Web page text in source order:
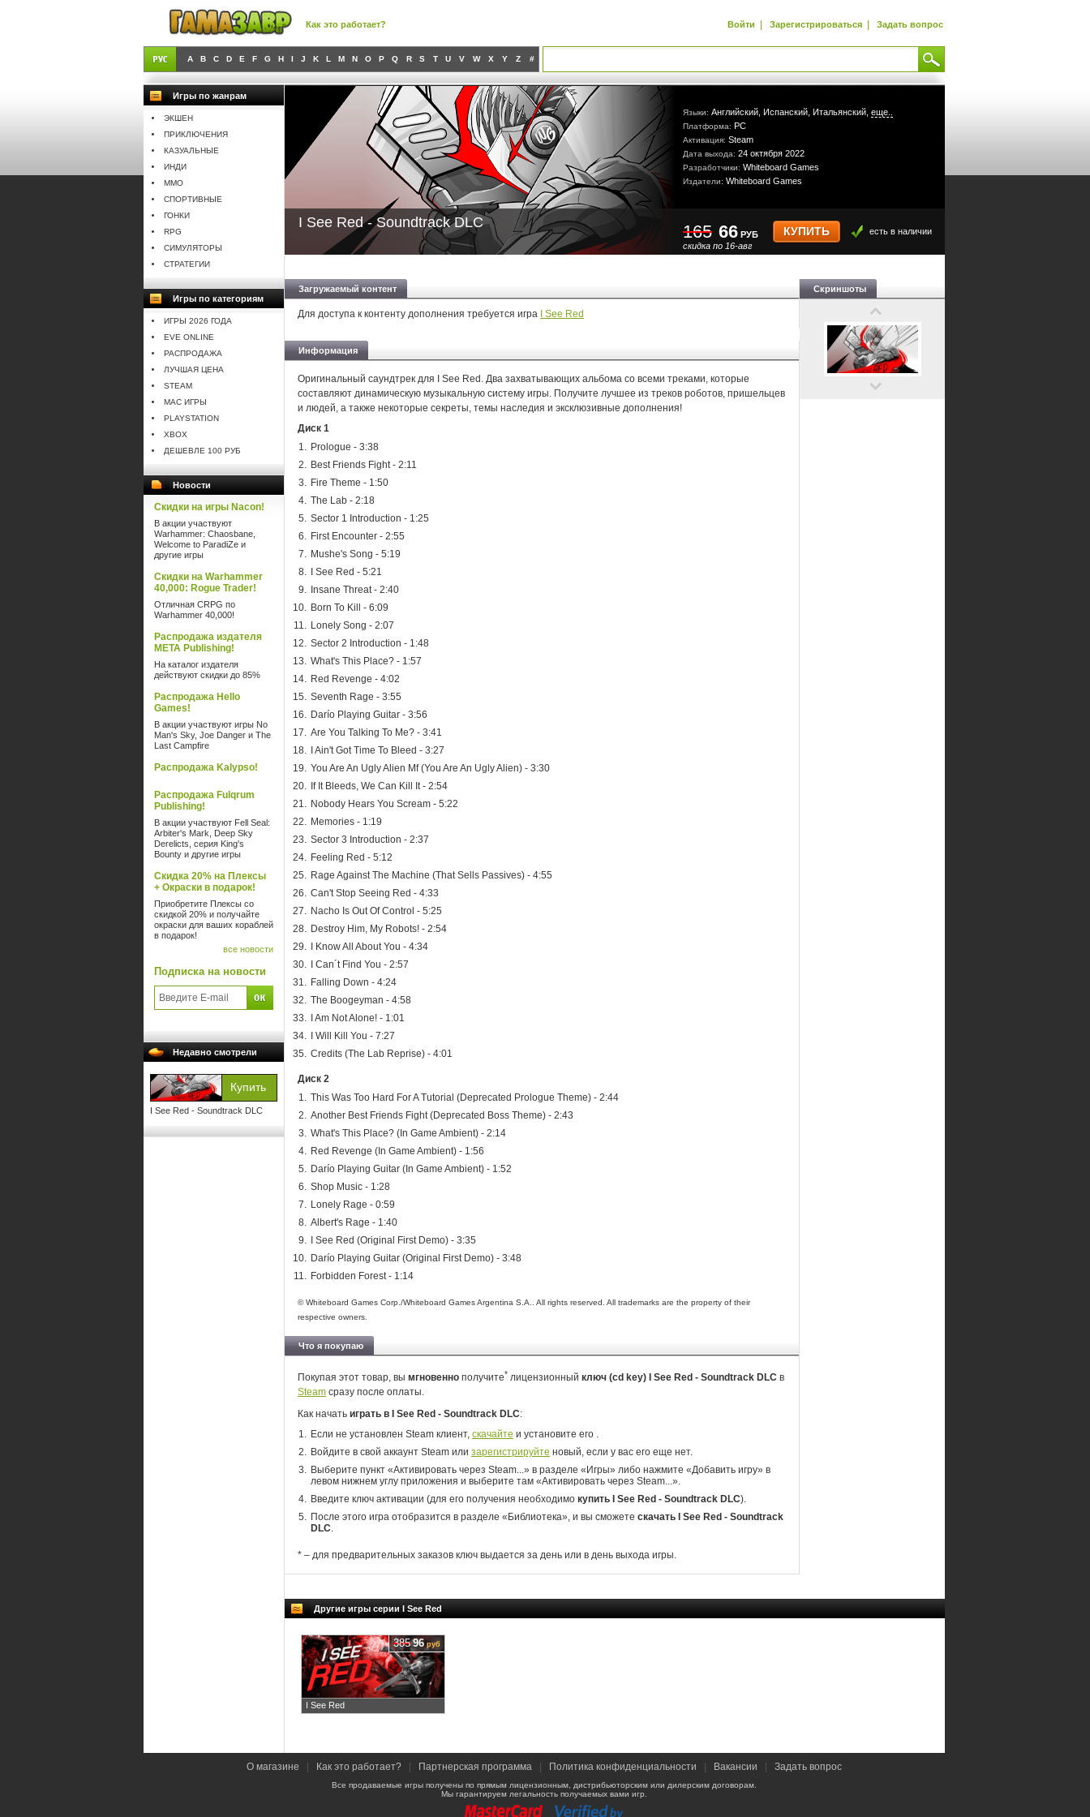
Как это работает? Войти | Зарегистрироваться | Задать вопрос
A B C D E F G H I J K L M N O P Q R S T U V W X Y Z #
Игры по жанрам
ЭКШЕН
ПРИКЛЮЧЕНИЯ
КАЗУАЛЬНЫЕ
ИНДИ
MMO
СПОРТИВНЫЕ
ГОНКИ
RPG
СИМУЛЯТОРЫ
СТРАТЕГИИ
Игры по категориям
ИГРЫ 2026 ГОДА
EVE ONLINE
РАСПРОДАЖА
ЛУЧШАЯ ЦЕНА
STEAM
MAC ИГРЫ
PLAYSTATION
XBOX
ДЕШЕВЛЕ 100 РУБ
Новости
Скидки на игры Nacon!
В акции участвуют
Warhammer: Chaosbane,
Welcome to ParadiZe и
другие игры
Скидки на Warhammer
40,000: Rogue Trader!
Отличная CRPG по
Warhammer 40,000!
Распродажа издателя
META Publishing!
На каталог издателя
действуют скидки до 85%
Распродажа Hello
Games!
В акции участвуют игры No
Man's Sky, Joe Danger и The
Last Campfire
Распродажа Kalypso!
Распродажа Fulqrum
Publishing!
В акции участвуют Fell Seal:
Arbiter's Mark, Deep Sky
Derelicts, серия King's
Bounty и другие игры
Скидка 20% на Плексы
+ Окраски в подарок!
Приобретите Плексы со
скидкой 20% и получайте
окраски для ваших кораблей
в подарок!
все новости
Подписка на новости
Недавно смотрели
I See Red - Soundtrack DLC
Языки: Английский, Испанский, Итальянский, еще..
Платформа: PC
Активация: Steam
Дата выхода: 24 октября 2022
Разработчики: Whiteboard Games
Издатели: Whiteboard Games
I See Red - Soundtrack DLC 165
скидка по 16-авг
66 РУБ КУПИТЬ есть в наличии
Загружаемый контент
Для доступа к контенту дополнения требуется игра I See Red
Информация
Оригинальный саундтрек для I See Red. Два захватывающих альбома со всеми треками, которые
составляют динамическую музыкальную систему игры. Получите лучшее из треков роботов, пришельцев
и людей, а также некоторые секреты, темы наследия и эксклюзивные дополнения!
Диск 1
Prologue - 3:38
Best Friends Fight - 2:11
Fire Theme - 1:50
The Lab - 2:18
Sector 1 Introduction - 1:25
First Encounter - 2:55
Mushe's Song - 5:19
I See Red - 5:21
Insane Threat - 2:40
Born To Kill - 6:09
Lonely Song - 2:07
Sector 2 Introduction - 1:48
What's This Place? - 1:57
Red Revenge - 4:02
Seventh Rage - 3:55
Darío Playing Guitar - 3:56
Are You Talking To Me? - 3:41
I Ain't Got Time To Bleed - 3:27
You Are An Ugly Alien Mf (You Are An Ugly Alien) - 3:30
If It Bleeds, We Can Kill It - 2:54
Nobody Hears You Scream - 5:22
Memories - 1:19
Sector 3 Introduction - 2:37
Feeling Red - 5:12
Rage Against The Machine (That Sells Passives) - 4:55
Can't Stop Seeing Red - 4:33
Nacho Is Out Of Control - 5:25
Destroy Him, My Robots! - 2:54
I Know All About You - 4:34
I Can´t Find You - 2:57
Falling Down - 4:24
The Boogeyman - 4:58
I Am Not Alone! - 1:01
I Will Kill You - 7:27
Credits (The Lab Reprise) - 4:01
Диск 2
This Was Too Hard For A Tutorial (Deprecated Prologue Theme) - 2:44
Another Best Friends Fight (Deprecated Boss Theme) - 2:43
What's This Place? (In Game Ambient) - 2:14
Red Revenge (In Game Ambient) - 1:56
Darío Playing Guitar (In Game Ambient) - 1:52
Shop Music - 1:28
Lonely Rage - 0:59
Albert's Rage - 1:40
I See Red (Original First Demo) - 3:35
Darío Playing Guitar (Original First Demo) - 3:48
Forbidden Forest - 1:14
© Whiteboard Games Corp./Whiteboard Games Argentina S.A.. All rights reserved. All trademarks are the property of their
respective owners.
Что я покупаю
Покупая этот товар, вы мгновенно получите* лицензионный ключ (cd key) I See Red - Soundtrack DLC в
Steam сразу после оплаты.
Как начать играть в I See Red - Soundtrack DLC:
Если не установлен Steam клиент, скачайте и установите его .
Войдите в свой аккаунт Steam или зарегистрируйте новый, если у вас его еще нет.
Выберите пункт «Активировать через Steam...» в разделе «Игры» либо нажмите «Добавить игру» в
левом нижнем углу приложения и выберите там «Активировать через Steam...».
Введите ключ активации (для его получения необходимо купить I See Red - Soundtrack DLC).
После этого игра отобразится в разделе «Библиотека», и вы сможете скачать I See Red - Soundtrack
DLC.
* – для предварительных заказов ключ выдается за день или в день выхода игры.
Скриншоты
Другие игры серии I See Red
I See Red
385 96 руб
О магазине Как это работает? Партнерская программа Политика конфиденциальности Вакансии Задать вопрос
Все продаваемые игры получены по прямым лицензионным, дистрибьюторским или дилерским договорам.
Мы гарантируем легальность получаемых вами игр.